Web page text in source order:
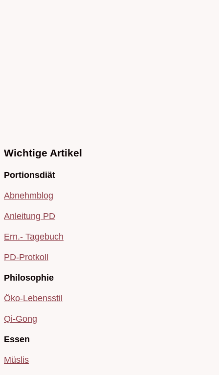
Wichtige Artikel
Portionsdiät
Abnehmblog
Anleitung PD
Ern.- Tagebuch
PD-Protkoll
Philosophie
Öko-Lebensstil
Qi-Gong
Essen
Müslis